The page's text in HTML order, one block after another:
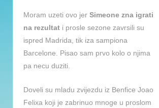
Moram uzeti ovo jer Simeone zna igrati
na rezultat i prosle sezone zavrsili su
ispred Madrida, tik iza sampiona
Barcelone. Pisao sam prvo kolo o njima
pa necu duziti.
Doveli su mladu zvijezdu iz Benfice Joao
Felixa koji je zabrinuo mnoge u proslom